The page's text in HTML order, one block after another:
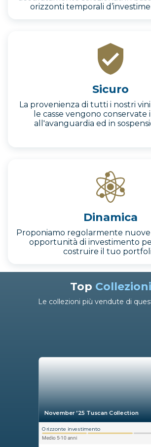
orizzonti temporali
Sicuro
La provenienza di tutti i nostri
le casse vengono conservate
all'avanguardia ed in
Dinamica
Proponiamo regolarmente nuove
opportunità di investimento
costruire il tuo
Top Collezioni
Le collezioni più vendute di
November ’25 Tuscan Collection
Orizzonte investimento
Medio 5-10 anni